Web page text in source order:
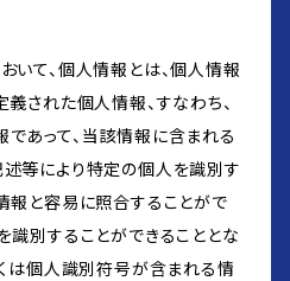
いて、個人情報とは、個人情報
された個人情報、すなわち、
あって、当該情報に含まれる
等により特定の個人を識別す
報と容易に照合することがで
識別することができることとな
くは個人識別符号が含まれる情